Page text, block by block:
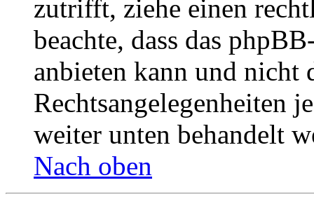
zutrifft, ziehe einen
beachte, dass das
anbieten kann und nicht
Rechtsangelegenheiten
weiter unten behandelt
Nach oben